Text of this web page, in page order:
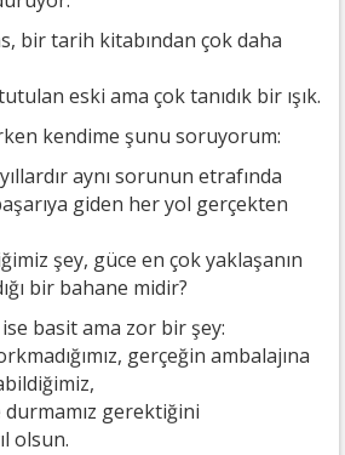
bir tarih kitabından çok daha
eski ama çok tanıdık bir ışık.
kendime şunu soruyorum:
aynı sorunun etrafında
giden her yol gerçekten
şey, güce en çok yaklaşanın
bir bahane midir?
basit ama zor bir şey:
gerçeğin ambalajına
durmamız gerektiğini
olsun.